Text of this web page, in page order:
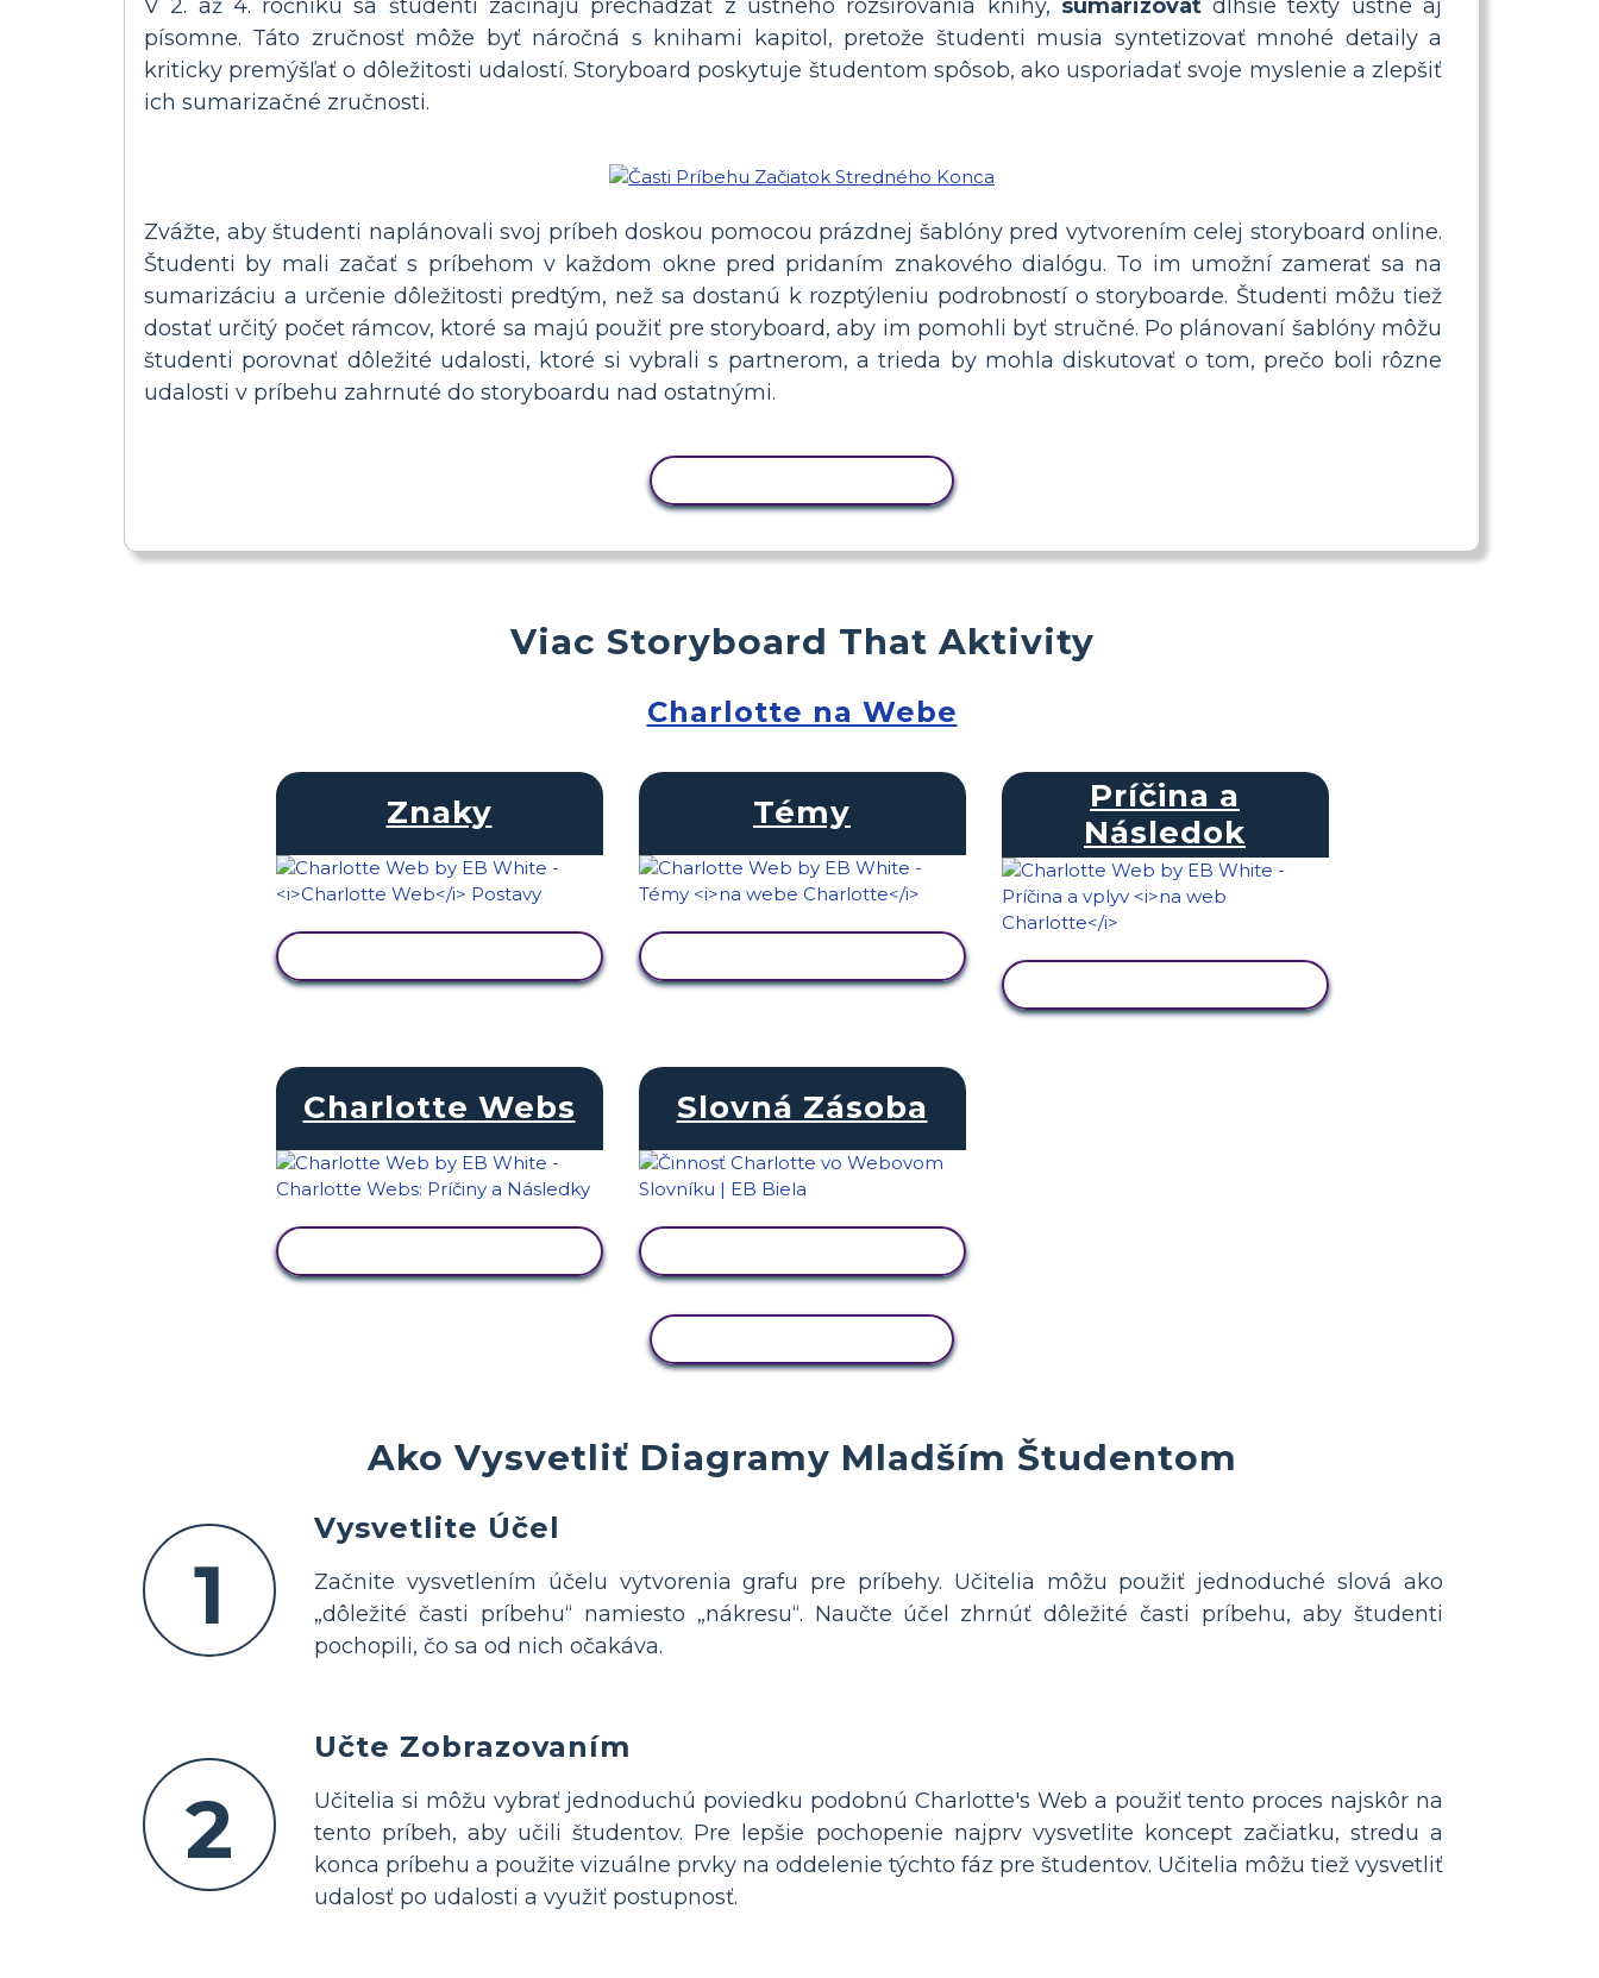
V 2. až 4. ročníku sa študenti začínajú prechádzať z ústneho rozširovania knihy, sumarizovaťdlhšie texty ústne aj
písomne. Táto zručnosť môže byť náročná s knihami kapitol, pretože študenti musia syntetizovať mnohé detaily a
kriticky premýšľať o dôležitosti udalostí. Storyboard poskytuje študentom spôsob, ako usporiadať svoje myslenie a zlepšiť
ich sumarizačné zručnosti.
Zvážte, aby študenti naplánovali svoj príbeh doskou pomocou prázdnej šablóny pred vytvorením celej storyboard online.
Študenti by mali začať s príbehom v každom okne pred pridaním znakového dialógu. To im umožní zamerať sa na
sumarizáciu a určenie dôležitosti predtým, než sa dostanú k rozptýleniu podrobností o storyboarde. Študenti môžu tiež
dostať určitý počet rámcov, ktoré sa majú použiť pre storyboard, aby im pomohli byť stručné. Po plánovaní šablóny môžu
študenti porovnať dôležité udalosti, ktoré si vybrali s partnerom, a trieda by mohla diskutovať o tom, prečo boli rôzne
udalosti v príbehu zahrnuté do storyboardu nad ostatnými.
Ako Vysvetliť Diagramy Mladším Študentom
1
Vysvetlite Účel
Začnite vysvetlením účelu vytvorenia grafu pre príbehy. Učitelia môžu použiť jednoduché slová ako
„dôležité časti príbehu“ namiesto „nákresu“. Naučte účel zhrnúť dôležité časti príbehu, aby študenti
pochopili, čo sa od nich očakáva.
2
Učte Zobrazovaním
Učitelia si môžu vybrať jednoduchú poviedku podobnú Charlotte's Web a použiť tento proces najskôr na
tento príbeh, aby učili študentov. Pre lepšie pochopenie najprv vysvetlite koncept začiatku, stredu a
konca príbehu a použite vizuálne prvky na oddelenie týchto fáz pre študentov. Učitelia môžu tiež vysvetliť
udalosť po udalosti a využiť postupnosť.
Viac Storyboard That Aktivity
Charlotte na Webe
Znaky Témy
Príčina a
Následok
Charlotte Webs Slovná Zásoba